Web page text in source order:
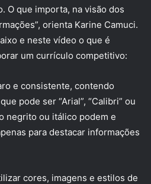
O que importa, na visão dos
orienta Karine Camuci.
e neste vídeo o que é
um currículo competitivo:
e consistente, contendo
pode ser “Arial”, “Calibri” ou
negrito ou itálico podem e
para destacar informações
cores, imagens e estilos de